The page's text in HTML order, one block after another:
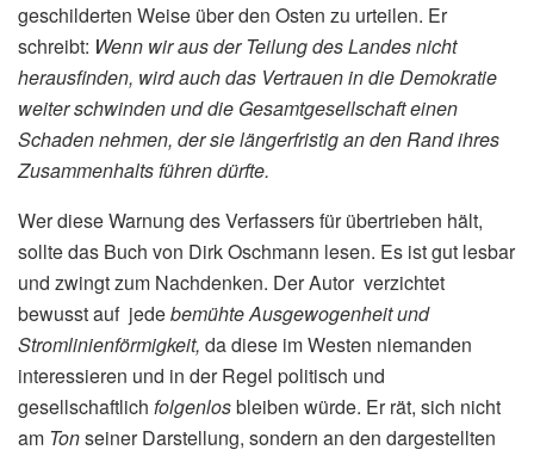
geschilderten Weise über den Osten zu urteilen. Er
schreibt: Wenn wir aus der Teilung des Landes nicht
herausfinden, wird auch das Vertrauen in die Demokratie
weiter schwinden und die Gesamtgesellschaft einen
Schaden nehmen, der sie längerfristig an den Rand ihres
Zusammenhalts führen dürfte.
Wer diese Warnung des Verfassers für übertrieben hält,
sollte das Buch von Dirk Oschmann lesen. Es ist gut lesbar
und zwingt zum Nachdenken. Der Autor verzichtet
bewusst auf jedebemühte Ausgewogenheit und
Stromlinienförmigkeit, da diese im Westen niemanden
interessieren und in der Regel politisch und
gesellschaftlich folgenlosbleiben würde. Er rät, sich nicht
am Tonseiner Darstellung, sondern an den dargestellten